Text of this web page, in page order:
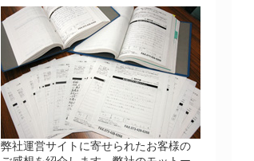
弊社運営サイトに寄せられたお客様の